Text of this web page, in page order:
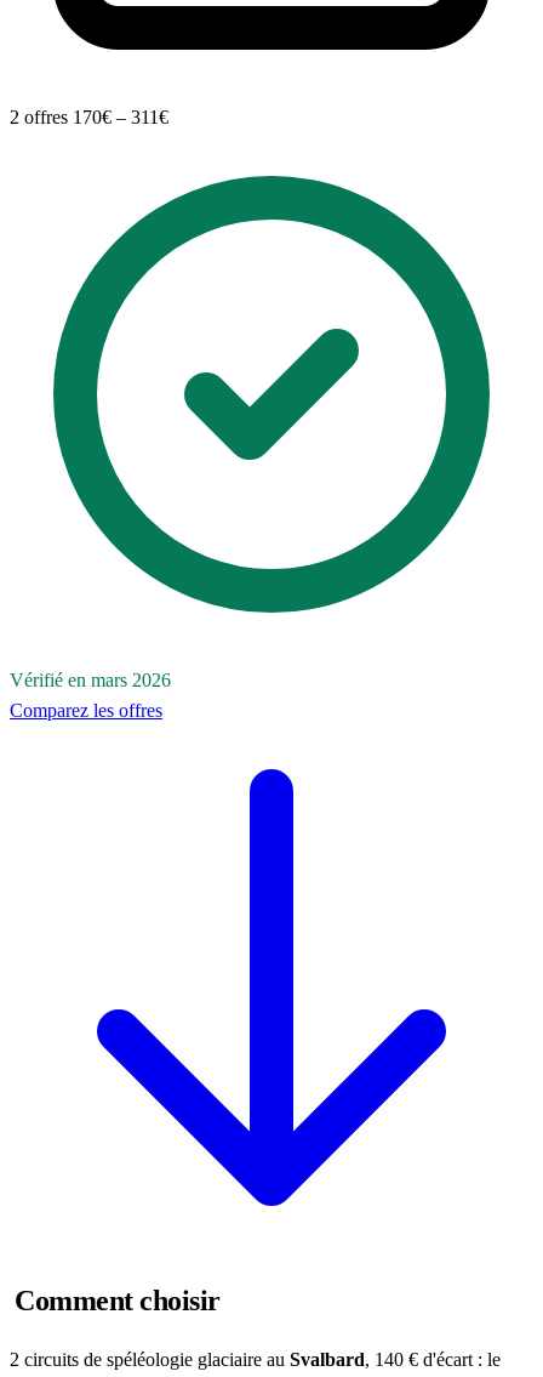
2 offres 170€ – 311€
Vérifié en mars 2026
Comparez les offres
Comment choisir
2 circuits de spéléologie glaciaire au Svalbard, 140 € d'écart : le